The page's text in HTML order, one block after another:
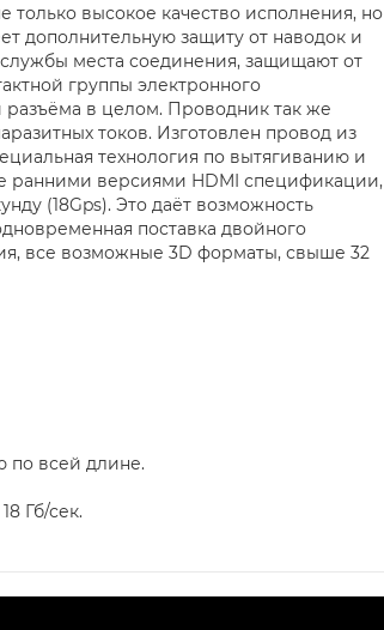
только высокое качество исполнения, но
дополнительную защиту от наводок и
места соединения, защищают от
группы электронного
разъёма в целом. Проводник так же
токов. Изготовлен провод из
технология по вытягиванию и
ранними версиями HDMI спецификации,
(18Gps). Это даёт возможность
поставка двойного
все возможные 3D форматы, свыше 32
по всей длине.
Гб/сек.